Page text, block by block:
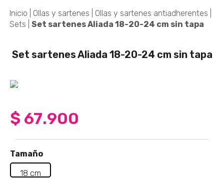
Ollas y sartenes
Ollas y sartenes antiadherentes
Sets
Set sartenes Aliada 18-20-24 cm sin tapa
Set sartenes Aliada 18-20-24 cm sin tapa
$ 67.900
Tamaño
18 cm
batería
sartenes
monarca
cafetera
. caldero